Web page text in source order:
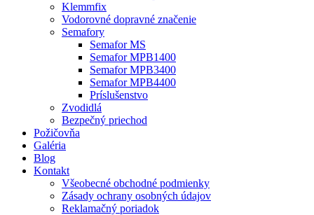
Klemmfix
Vodorovné dopravné značenie
Semafory
Semafor MS
Semafor MPB1400
Semafor MPB3400
Semafor MPB4400
Príslušenstvo
Zvodidlá
Bezpečný priechod
Požičovňa
Galéria
Blog
Kontakt
Všeobecné obchodné podmienky
Zásady ochrany osobných údajov
Reklamačný poriadok